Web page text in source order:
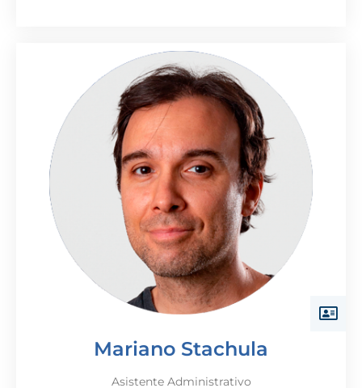
Mariano Stachula
Asistente Administrativo